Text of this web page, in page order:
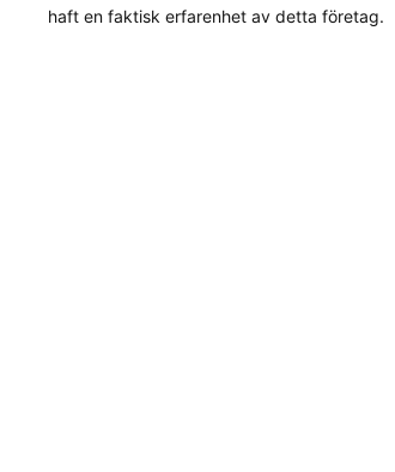
haft en faktisk erfarenhet av detta företag.